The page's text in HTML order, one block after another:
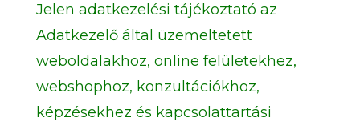
Jelen adatkezelési tájékoztató az
Adatkezelő által üzemeltetett
weboldalakhoz, online felületekhez,
webshophoz, konzultációkhoz,
képzésekhez és kapcsolattartási